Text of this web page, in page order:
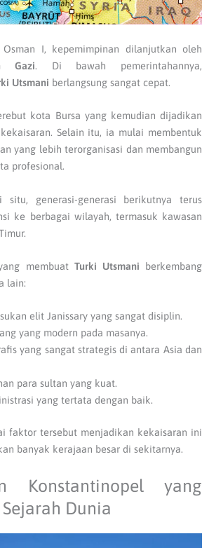
I, kepemimpinan dilanjutkan oleh
Gazi. Di bawah pemerintahannya,
Utsmani berlangsung sangat cepat.
kota Bursa yang kemudian dijadikan
Selain itu, ia mulai membentuk
yang lebih terorganisasi dan membangun
profesional.
generasi-generasi berikutnya terus
ke berbagai wilayah, termasuk kawasan
membuat Turki Utsmani berkembang
lain:
elit Janissary yang sangat disiplin.
yang modern pada masanya.
yang sangat strategis di antara Asia dan
para sultan yang kuat.
yang tertata dengan baik.
faktor tersebut menjadikan kekaisaran ini
banyak kerajaan besar di sekitarnya.
Konstantinopel yang
Dunia